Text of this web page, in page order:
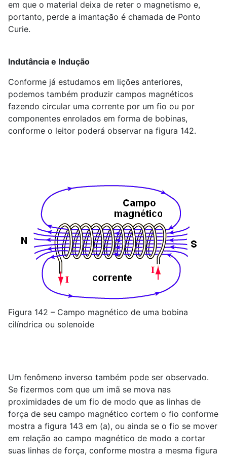
em que o material deixa de reter o magnetismo e,
portanto, perde a imantação é chamada de Ponto
Curie.
Indutância e Indução
Conforme já estudamos em lições anteriores,
podemos também produzir campos magnéticos
fazendo circular uma corrente por um fio ou por
componentes enrolados em forma de bobinas,
conforme o leitor poderá observar na figura 142.
Figura 142 – Campo magnético de uma bobina
cilíndrica ou solenoide
Um fenômeno inverso também pode ser observado.
Se fizermos com que um imã se mova nas
proximidades de um fio de modo que as linhas de
força de seu campo magnético cortem o fio conforme
mostra a figura 143 em (a), ou ainda se o fio se mover
em relação ao campo magnético de modo a cortar
suas linhas de força, conforme mostra a mesma figura